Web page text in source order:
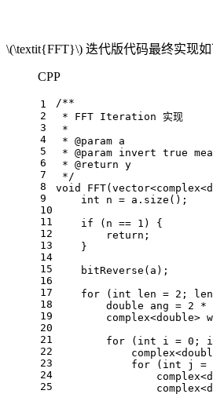
\(\textit{FFT}\) 迭代版代码最终实现如
CPP
1
2
3
4
5
6
7
8
9
10
11
12
13
14
15
16
17
18
19
20
21
22
23
24
25
/**
* FFT Iteration 实现
*
* @param a
* @param invert true
* @return y
*/
void
FFT(vector<complex<
int n = a. size ();
if (n == 1 ) {
return ;
    }
bitReverse (a);
for ( int len = 2 ;
double ang = 2 *
complex<double>
for ( int i = 0 ; i
complex<
for ( int j =
                complex<
                complex<